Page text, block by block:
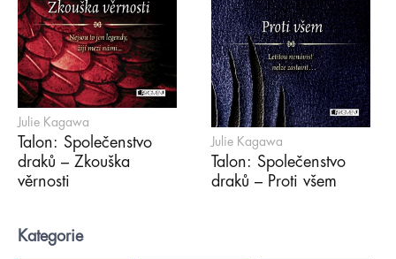
Julie Kagawa
Talon: Společenstvo
draků – Zkouška
věrnosti
Julie Kagawa
Talon: Společenstvo
draků – Proti všem
Kategorie